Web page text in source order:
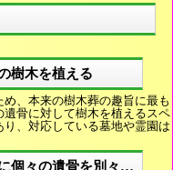
樹木を植える
、本来の樹木葬の趣旨に最も
骨に対して樹木を植えるスペ
、対応している墓地や霊園は
個々の遺骨を別々に埋葬